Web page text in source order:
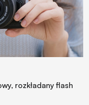
rozkładany flash